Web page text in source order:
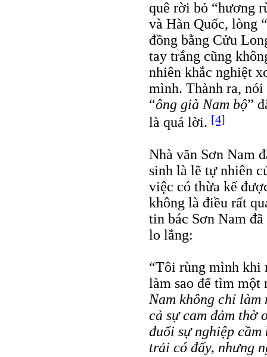
quê rời bỏ “hương
và Hàn Quốc, lòng “
đồng bằng Cửu
tay trắng cũng
nhiên khắc nghiệt
mình. Thành ra,
“ông già Nam bộ”
là quá lời. [4]
Nhà văn Sơn Nam
sinh là lẽ tự nhiên
việc có thừa kế
không là điều rất
tin bác Sơn Nam
lo lắng:
“Tôi rùng mình khi
làm sao để tìm
Nam không chỉ làm
cả sự cam đảm thờ
đuổi sự nghiệp cầm
trải có đấy, nhưng